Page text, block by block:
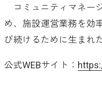
コミュニティマネー
め、施設運営業務を効
び続けるために生まれ
公式WEBサイト：